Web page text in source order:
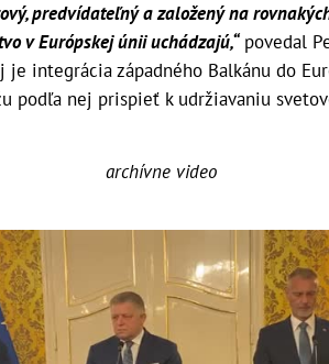
predvídateľný a založený na
v Európskej únii uchádzajú,“povedal
je integrácia západného Balkánu do
podľa nej prispieť k udržiavaniu
archívne video